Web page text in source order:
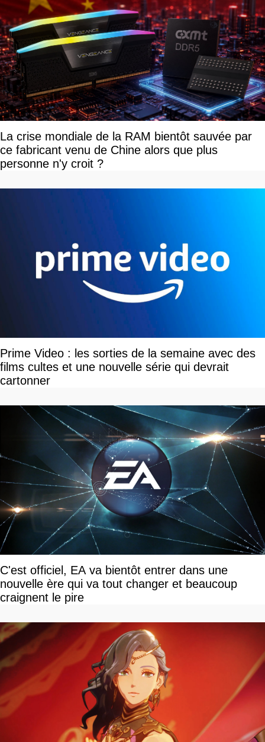
La crise mondiale de la RAM bientôt sauvée par
ce fabricant venu de Chine alors que plus
personne n'y croit ?
Prime Video : les sorties de la semaine avec des
films cultes et une nouvelle série qui devrait
cartonner
C'est officiel, EA va bientôt entrer dans une
nouvelle ère qui va tout changer et beaucoup
craignent le pire